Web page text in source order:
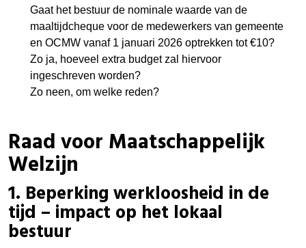
Gaat het bestuur de nominale waarde van de
maaltijdcheque voor de medewerkers van gemeente
en OCMW vanaf 1 januari 2026 optrekken tot €10?
Zo ja, hoeveel extra budget zal hiervoor
ingeschreven worden?
Zo neen, om welke reden?
Raad voor Maatschappelijk
Welzijn
1. Beperking werkloosheid in de
tijd – impact op het lokaal
bestuur